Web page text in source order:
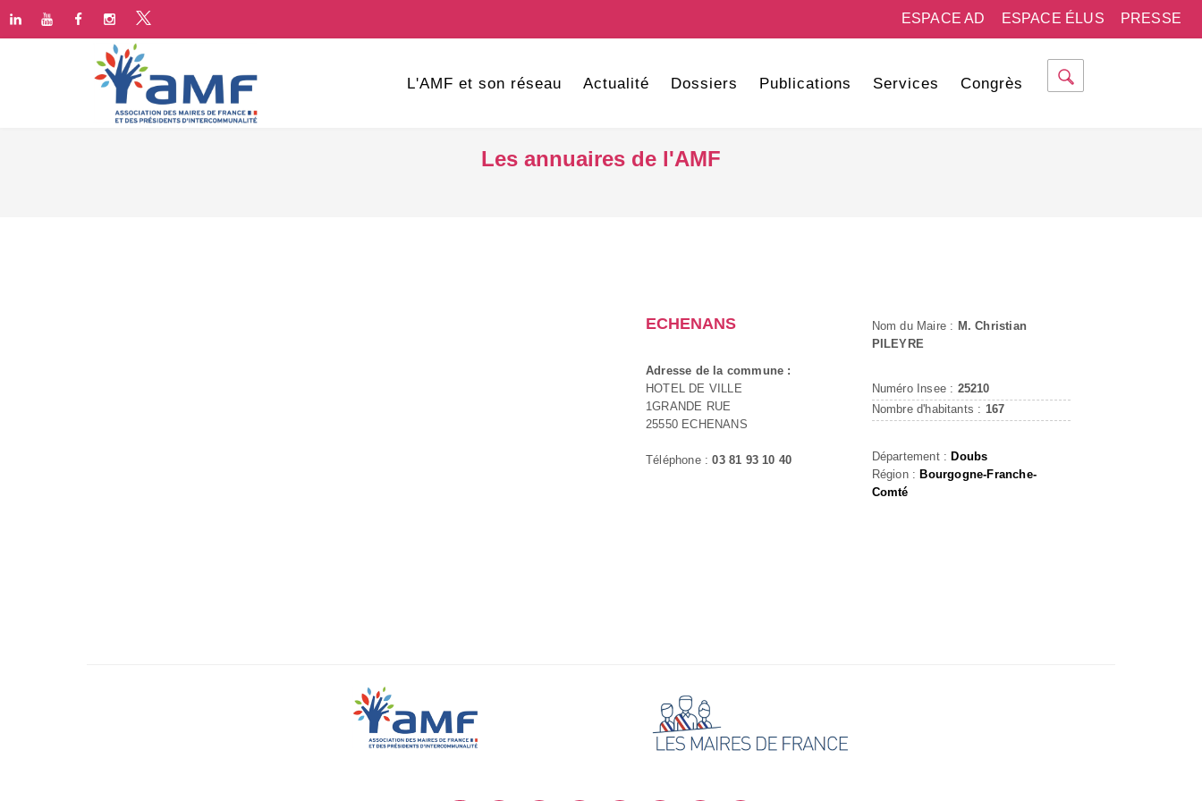
PRESSE
ESPACE ÉLUS
ESPACE AD
L'AMF et son réseau Actualité Dossiers Publications Services Congrès
Les annuaires de l'AMF
ECHENANS
Adresse de la commune :
HOTEL DE VILLE
1GRANDE RUE
25550 ECHENANS
Téléphone :03 81 93 10 40
Nom du Maire : M. Christian
PILEYRE
Numéro Insee : 25210
Nombre d'habitants : 167
Département : Doubs
Région : Bourgogne-Franche-
Comté